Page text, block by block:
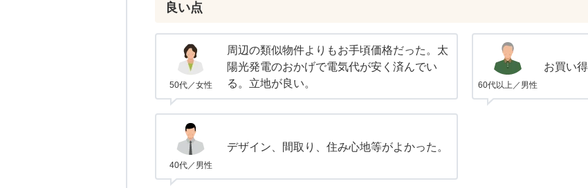
良い点
50代／女性
周辺の類似物件よりもお手頃価格だった。太
陽光発電のおかげで電気代が安く済んでい
る。立地が良い。
60代以上／男性
お買い
40代／男性
デザイン、間取り、住み心地等がよかった。